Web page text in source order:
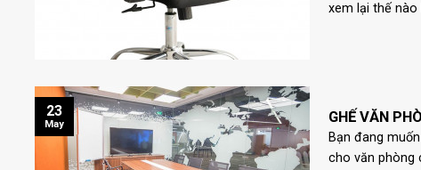
xem lại thế nào
GHẾ VĂN
Bạn đang
cho văn phòng
23
May